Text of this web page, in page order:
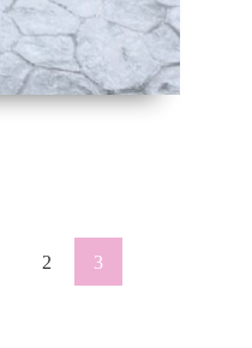
2 3